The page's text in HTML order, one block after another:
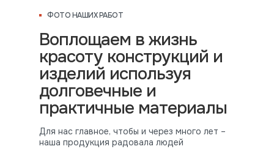
Для нас главное, чтобы и через много лет –
наша продукция радовала людей
Воплощаем в жизнь
красоту конструкций и
изделий используя
долговечные и
практичные материалы
ФОТО НАШИХ РАБОТ